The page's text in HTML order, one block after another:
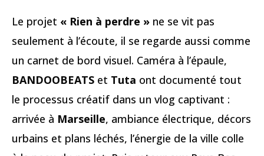
Le projet « Rien à perdre » ne se vit pas
seulement à l’écoute, il se regarde aussi comme
un carnet de bord visuel. Caméra à l’épaule,
BANDOOBEATS et Tuta ont documenté tout
le processus créatif dans un vlog captivant :
arrivée à Marseille, ambiance électrique, décors
urbains et plans léchés, l’énergie de la ville colle